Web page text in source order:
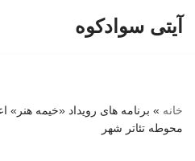
آیتی سوادکوه
خانه » برنامه های رویداد «خیمه هنر»
محوطه تئاتر شهر